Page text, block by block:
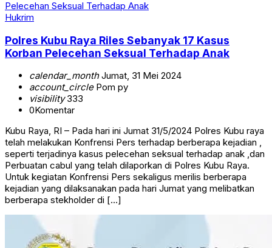
Hukrim
Polres Kubu Raya Riles Sebanyak 17 Kasus
Korban Pelecehan Seksual Terhadap Anak
calendar_monthJumat, 31 Mei 2024
account_circlePom py
visibility333
0Komentar
Kubu Raya, RI – Pada hari ini Jumat 31/5/2024 Polres Kubu raya
telah melakukan Konfrensi Pers terhadap berberapa kejadian ,
seperti terjadinya kasus pelecehan seksual terhadap anak ,dan
Perbuatan cabul yang telah dilaporkan di Polres Kubu Raya.
Untuk kegiatan Konfrensi Pers sekaligus merilis berberapa
kejadian yang dilaksanakan pada hari Jumat yang melibatkan
berberapa stekholder di […]